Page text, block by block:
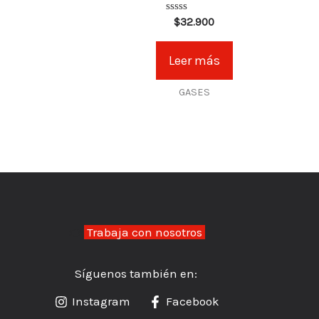
Valorado
en
0
5
$32.900
Leer más
GASES
Trabaja con nosotros
Síguenos también en:
Instagram
Facebook